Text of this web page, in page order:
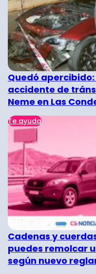
Quedó
accidente de
Neme en Las
Te ayuda
Cadenas y
puedes remolcar
según nuevo